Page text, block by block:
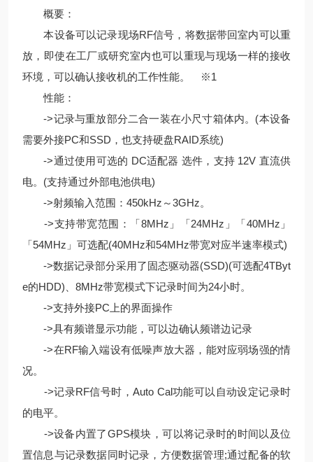
概要：
本设备可以记录现场RF信号，将数据带回室内可以重
放，即使在工厂或研究室内也可以重现与现场一样的接收
环境，可以确认接收机的工作性能。 ※1
性能：
->记录与重放部分二合一装在小尺寸箱体内。(本设备
需要外接PC和SSD，也支持硬盘RAID系统)
->通过使用可选的 DC适配器 选件，支持 12V 直流供
电。(支持通过外部电池供电)
->射频输入范围：450kHz～3GHz。
->支持带宽范围：「8MHz」「24MHz」「40MHz」
「54MHz」可选配(40MHz和54MHz带宽对应半速率模式)
->数据记录部分采用了固态驱动器(SSD)(可选配4TByt
e的HDD)、8MHz带宽模式下记录时间为24小时。
->支持外接PC上的界面操作
->具有频谱显示功能，可以边确认频谱边记录
->在RF输入端设有低噪声放大器，能对应弱场强的情
况。
->记录RF信号时，Auto Cal功能可以自动设定记录时
的电平。
->设备内置了GPS模块，可以将记录时的时间以及位
置信息与记录数据同时记录，方便数据管理;通过配备的软